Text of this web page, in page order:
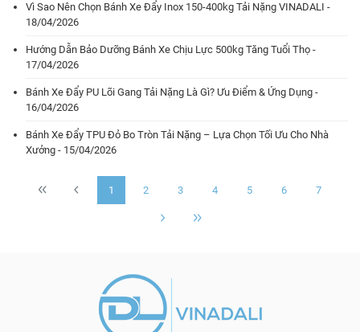
Vì Sao Nên Chọn Bánh Xe Đẩy Inox 150-400kg Tải Nặng VINADALI -
18/04/2026
Hướng Dẫn Bảo Dưỡng Bánh Xe Chịu Lực 500kg Tăng Tuổi Thọ -
17/04/2026
Bánh Xe Đẩy PU Lõi Gang Tải Nặng Là Gì? Ưu Điểm & Ứng Dụng -
16/04/2026
Bánh Xe Đẩy TPU Đỏ Bo Tròn Tải Nặng – Lựa Chọn Tối Ưu Cho Nhà
Xưởng - 15/04/2026
1 2 3 4 5 6 7